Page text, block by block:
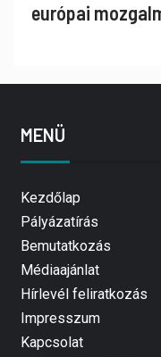
európai
MENÜ
Kezdőlap
Pályázatírás
Bemutatkozás
Médiaajánlat
Hírlevél feliratkozás
Impresszum
Kapcsolat